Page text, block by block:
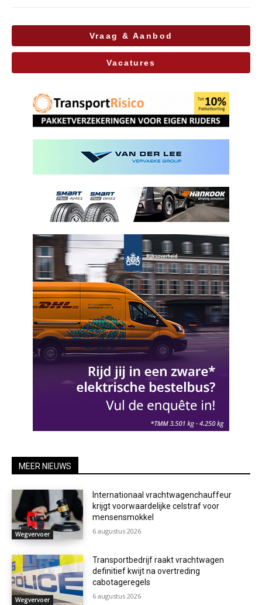
Vraag & Aanbod
Vacatures
MEER NIEUWS
Wegvervoer
Internationaal vrachtwagenchauffeur
krijgt voorwaardelijke celstraf voor
mensensmokkel
6 augustus 2026
Wegvervoer
Transportbedrijf raakt vrachtwagen
definitief kwijt na overtreding
cabotageregels
6 augustus 2026